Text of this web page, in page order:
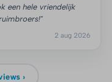
een hele vriendelijk
2 aug 2026
›